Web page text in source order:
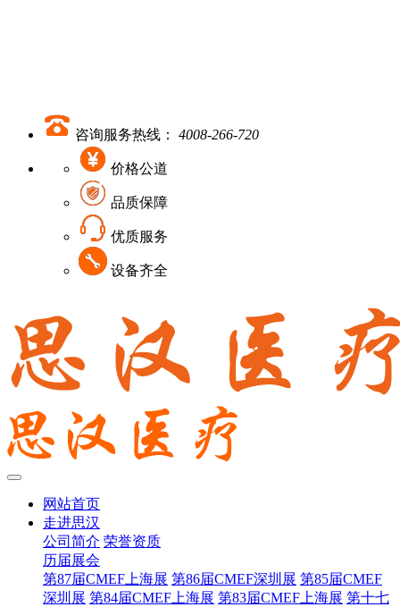
咨询服务热线： 4008-266-720
价格公道
品质保障
优质服务
设备齐全
网站首页
走进思汉
公司简介 荣誉资质
历届展会
第87届CMEF上海展 第86届CMEF深圳展 第85届CMEF
深圳展 第84届CMEF上海展 第83届CMEF上海展 第十七